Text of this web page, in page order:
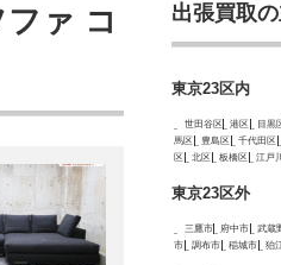
ァ コ
出張買取
東京23区内
世田谷区 港区 目黒
馬区
豊島区 千代田区
区
北区 板橋区 江戸
東京23区外
三鷹市 府中市 武蔵
市
調布市 稲城市 狛